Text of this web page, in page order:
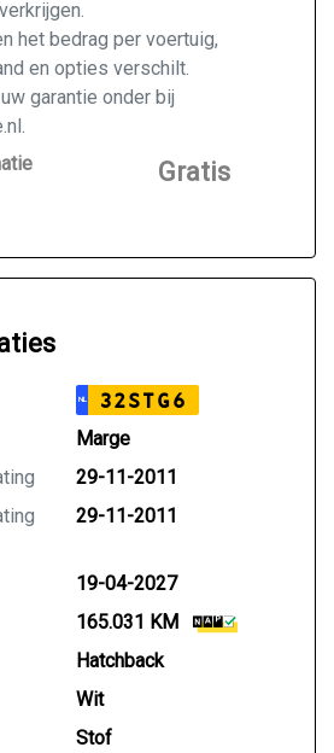
het bedrag per voertuig,
en opties verschilt.
garantie onder bij
de mogelijkheden voor
Gratis
NL 32STG6
Marge
29-11-2011
29-11-2011
19-04-2027
165.031 KM
Hatchback
Wit
Stof